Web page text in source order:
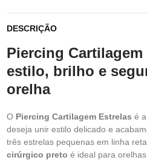
DESCRIÇÃO
Piercing Cartilagem
estilo, brilho e
orelha
O Piercing Cartilagem Estrelas é
deseja unir estilo delicado e
três estrelas pequenas em linha
cirúrgico preto é ideal para